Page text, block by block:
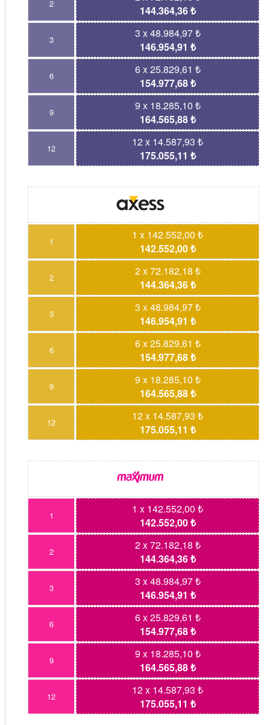
2
144.364,36 ₺
3
3 x 48.984,97 ₺
146.954,91 ₺
6
6 x 25.829,61 ₺
154.977,68 ₺
9
9 x 18.285,10 ₺
164.565,88 ₺
12
12 x 14.587,93 ₺
175.055,11 ₺
1
1 x 142.552,00 ₺
142.552,00 ₺
2
2 x 72.182,18 ₺
144.364,36 ₺
3
3 x 48.984,97 ₺
146.954,91 ₺
6
6 x 25.829,61 ₺
154.977,68 ₺
9
9 x 18.285,10 ₺
164.565,88 ₺
12
12 x 14.587,93 ₺
175.055,11 ₺
1
1 x 142.552,00 ₺
142.552,00 ₺
2
2 x 72.182,18 ₺
144.364,36 ₺
3
3 x 48.984,97 ₺
146.954,91 ₺
6
6 x 25.829,61 ₺
154.977,68 ₺
9
9 x 18.285,10 ₺
164.565,88 ₺
12
12 x 14.587,93 ₺
175.055,11 ₺